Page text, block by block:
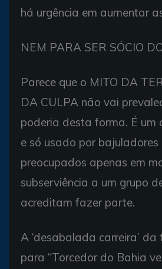
há urgência em aumentar
NEM PARA SER SÓCIO
Parece que o MITO DA
DA CULPA não vai
poderia desta forma. É um
e só usado por
preocupados apenas em
subserviência a um grupo
acreditam fazer parte.
A ‘desabalada carreira’
para “Torcedor do Bahia